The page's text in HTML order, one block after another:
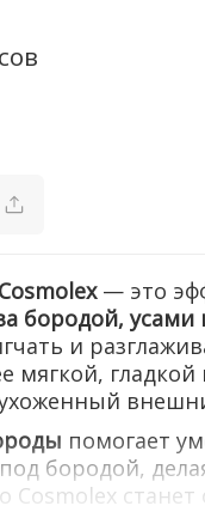
— это
бородой,
и
мягкой,
ухоженный
помогает
бородой,
Cosmolex